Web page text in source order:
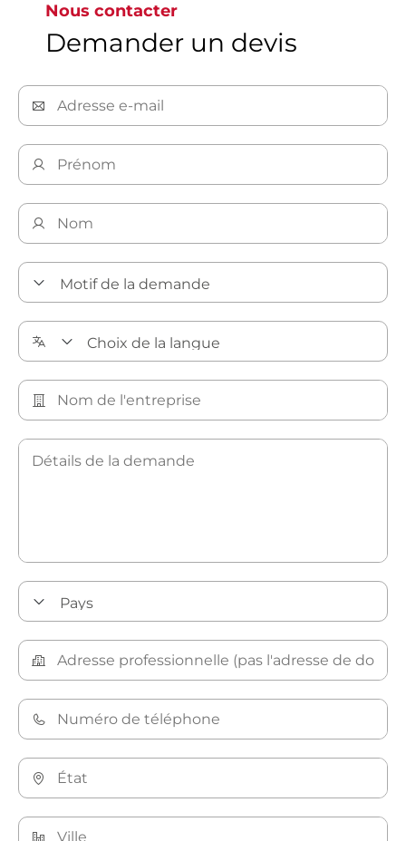
Découvrez nos solutions de nettoyage de précision
Nous contacter
Demander un devis